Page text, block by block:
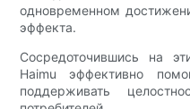
одновременном
эффекта.
Сосредоточившись на
Haimu эффективно
поддерживать